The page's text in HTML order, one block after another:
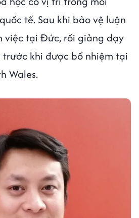
tế. Sau khi bảo vệ luận
việc tại Đức, rồi giảng dạy
khi được bổ nhiệm tại
Wales.